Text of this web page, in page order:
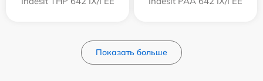
Показать больше